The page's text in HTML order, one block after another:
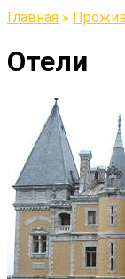
Главная »
Отели